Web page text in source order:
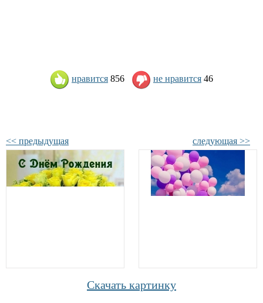
нравится 856 не нравится 46
<< предыдущая следующая >>
Скачать картинку